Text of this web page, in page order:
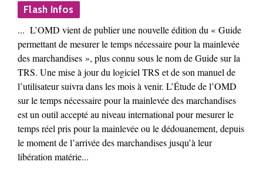
Flash Infos
... L’OMD vient de publier une nouvelle édition du « Guide
permettant de mesurer le temps nécessaire pour la mainlevée
des marchandises », plus connu sous le nom de Guide sur la
TRS. Une mise à jour du logiciel TRS et de son manuel de
l’utilisateur suivra dans les mois à venir. L’Étude de l’OMD
sur le temps nécessaire pour la mainlevée des marchandises
est un outil accepté au niveau international pour mesurer le
temps réel pris pour la mainlevée ou le dédouanement, depuis
le moment de l’arrivée des marchandises jusqu’à leur
libération matérie...